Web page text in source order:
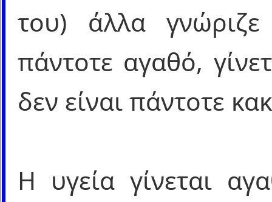
του) άλλα
πάντοτε αγαθό,
δεν είναι πάντοτε
Η υγεία γίνεται